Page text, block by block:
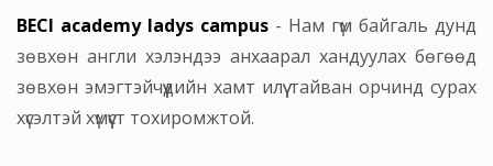
BECI academy ladys campus - Нам гүм байгаль дунд
зөвхөн англи хэлэндээ анхаарал хандуулах бөгөөд
зөвхөн эмэгтэйчүүдийн хамт илүү тайван орчинд сурах
хүсэлтэй хүмүүст тохиромжтой.